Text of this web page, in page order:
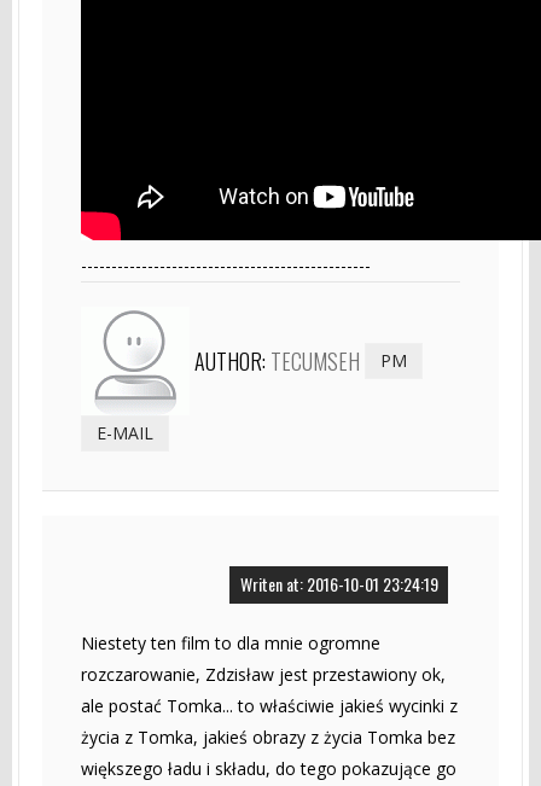
------------------------------------------------
AUTHOR: TECUMSEH PM
E-MAIL
Writen at: 2016-10-01 23:24:19
Niestety ten film to dla mnie ogromne
rozczarowanie, Zdzisław jest przestawiony ok,
ale postać Tomka... to właściwie jakieś wycinki z
życia z Tomka, jakieś obrazy z życia Tomka bez
większego ładu i składu, do tego pokazujące go